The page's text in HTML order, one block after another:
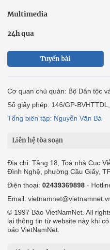
Multimedia
24h qua
Tuyến bài
Cơ quan chủ quản: Bộ Dân tộc
Số giấy phép: 146/GP-
Tổng biên tập: Nguyễn Văn Bá
Liên hệ tòa soạn
Địa chỉ: Tầng 18, Toà nhà Cục
Đình Nghệ, phường Cầu Giấy,
Điện thoại: 02439369898 -
Email:
© 1997 Báo VietNamNet. All
lại thông tin từ website này khi
báo VietNamNet.